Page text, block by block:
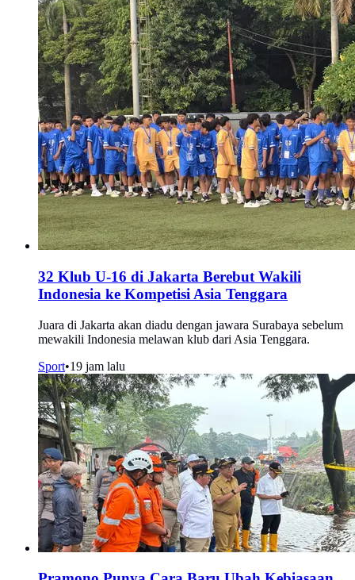
32 Klub U-16 di Jakarta Berebut Wakili
Indonesia ke Kompetisi Asia Tenggara
Juara di Jakarta akan diadu dengan jawara Surabaya sebelum
mewakili Indonesia melawan klub dari Asia Tenggara.
Sport•19 jam lalu